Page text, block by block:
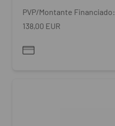
PVP/Montante Financiado:
138,00 EUR